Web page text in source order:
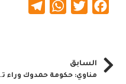
Facebook
Twitter
WhatsApp
السابق
مناوي: حكومة